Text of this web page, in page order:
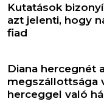
Kutatások
azt jelenti, hogy
fiad
Diana hercegnét
megszállottsága
herceggel való